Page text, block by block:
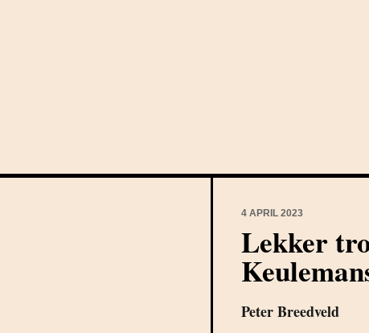
4 APRIL 2023
Lekker
Peter Breedveld